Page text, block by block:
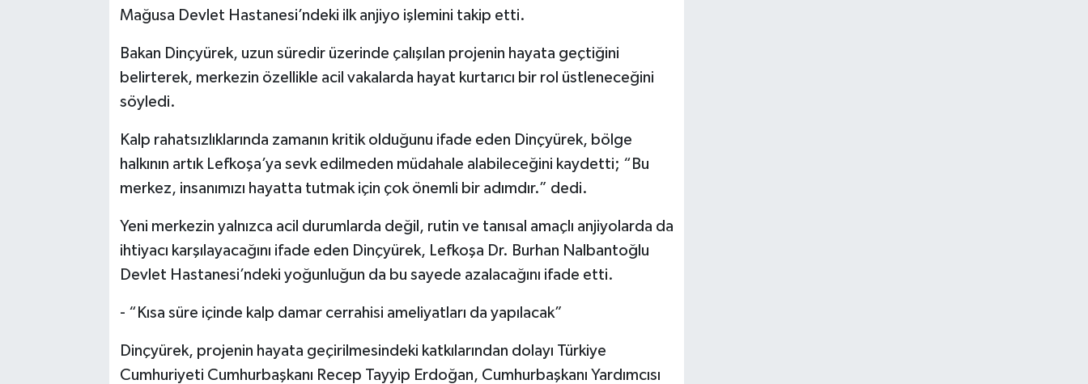
Mağusa Devlet Hastanesi’ndeki ilk anjiyo işlemini takip etti.
Bakan Dinçyürek, uzun süredir üzerinde çalışılan projenin hayata geçtiğini
belirterek, merkezin özellikle acil vakalarda hayat kurtarıcı bir rol üstleneceğini
söyledi.
Kalp rahatsızlıklarında zamanın kritik olduğunu ifade eden Dinçyürek, bölge
halkının artık Lefkoşa’ya sevk edilmeden müdahale alabileceğini kaydetti; “Bu
merkez, insanımızı hayatta tutmak için çok önemli bir adımdır.” dedi.
Yeni merkezin yalnızca acil durumlarda değil, rutin ve tanısal amaçlı anjiyolarda da
ihtiyacı karşılayacağını ifade eden Dinçyürek, Lefkoşa Dr. Burhan Nalbantoğlu
Devlet Hastanesi’ndeki yoğunluğun da bu sayede azalacağını ifade etti.
- “Kısa süre içinde kalp damar cerrahisi ameliyatları da yapılacak”
Dinçyürek, projenin hayata geçirilmesindeki katkılarından dolayı Türkiye
Cumhuriyeti Cumhurbaşkanı Recep Tayyip Erdoğan, Cumhurbaşkanı Yardımcısı